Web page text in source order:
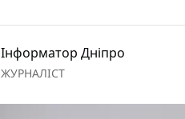
Інформатор Дніпро
ЖУРНАЛІСТ